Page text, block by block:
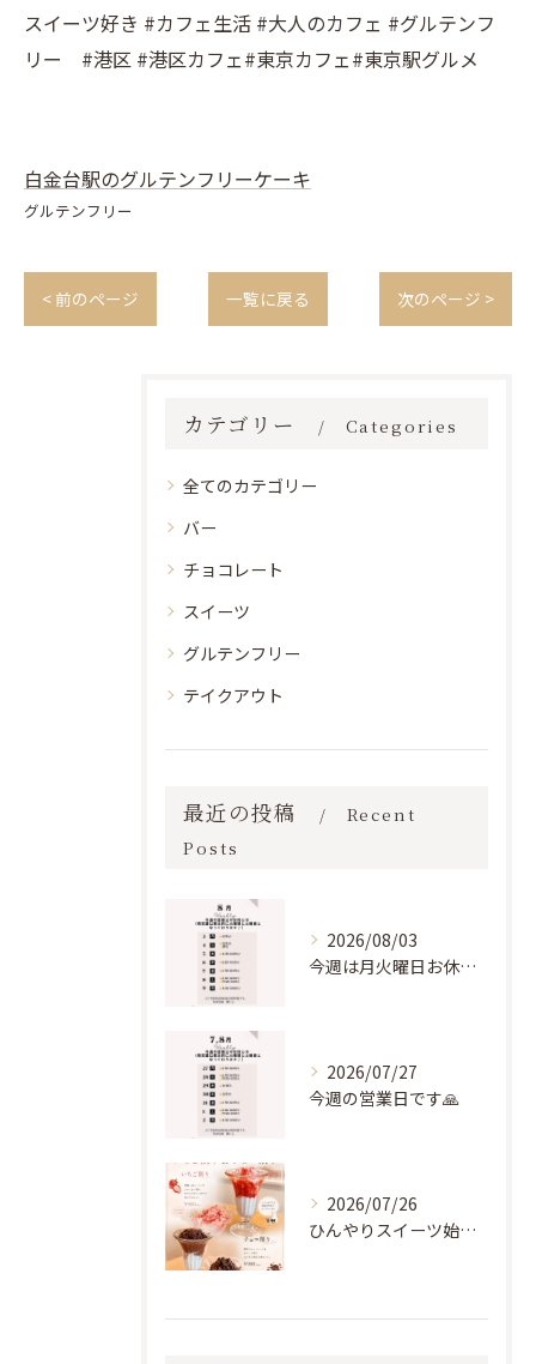
スイーツ好き #カフェ生活 #大人のカフェ #グルテンフ
リー #港区 #港区カフェ#東京カフェ#東京駅グルメ
白金台駅のグルテンフリーケーキ
グルテンフリー
< 前のページ 一覧に戻る 次のページ >
カテゴリー Categories
全てのカテゴリー
バー
チョコレート
スイーツ
グルテンフリー
テイクアウト
最近の投稿
Recent
Posts
2026/08/03
今週は月火曜日お休みいただき、水木曜営業となります🥺🙏
2026/07/27
今週の営業日です🙏
2026/07/26
ひんやりスイーツ始まりました🍨